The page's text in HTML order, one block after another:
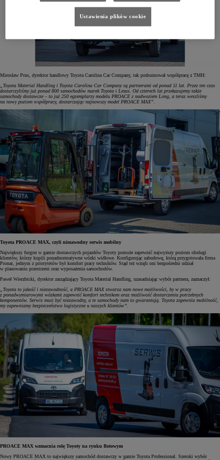
Mirosław Prus, dyrektor handlowy Toyota Carolina Car Company, tak podsumował współpracę z TMH:
„Toyota Material Handling i Toyota Carolina Car Company są partnerami od ponad 11 lat. Przez ten czas
dostarczyliśmy już ponad 800 samochodów marek Toyota i Lexus. Od czterech lat przekazujemy także
samochody dostawcze – to już 250 egzemplarzy modelu PROACE z nadwoziem Long, a teraz weszliśmy
na nowy poziom współpracy, dostarczając najnowszy model PROACE MAX”.
Toyota PROACE MAX, czyli niezawodny serwis mobilny
Największy furgon w gamie dostawczych pojazdów Toyoty pomoże zapewnić najwyższy poziom obsługi
klientów, którzy kupili ponadnormatywne wózki widłowe. Konfigurując zabudowę, którą przygotowała firma
Pronar, jednym z priorytetów był komfort pracy techników. Stąd też wzięli oni bezpośredni udział
w planowaniu przestrzeni oraz wyposażenia samochodów.
Paweł Wierzbicki, dyrektor zarządzający Toyota Material Handling, uzasadniając wybór partnera, zaznaczył:
„Toyota to jakość i niezawodność, a PROACE MAX stwarza nam nowe możliwości, by w pracy
z ponadwymiarowymi wózkami zapewnić komfort technikom oraz możliwość dostarczenia potrzebnych
komponentów. Serwis musi być niezawodny, a te samochody nam to gwarantują. Toyota zapewnia mobilność,
my zapewniamy bezpieczeństwo logistyczne u naszych klientów”.
PROACE MAX wzmacnia rolę Toyoty na rynku flotowym
Nowy PROACE MAX to największy samochód dostawczy w gamie Toyota Professional. Szeroki wybór
Ustawienia plików cookie